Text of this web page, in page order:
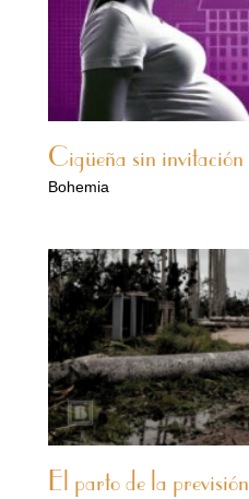
Cigüeña sin invitación
Bohemia
El parto de la previsión